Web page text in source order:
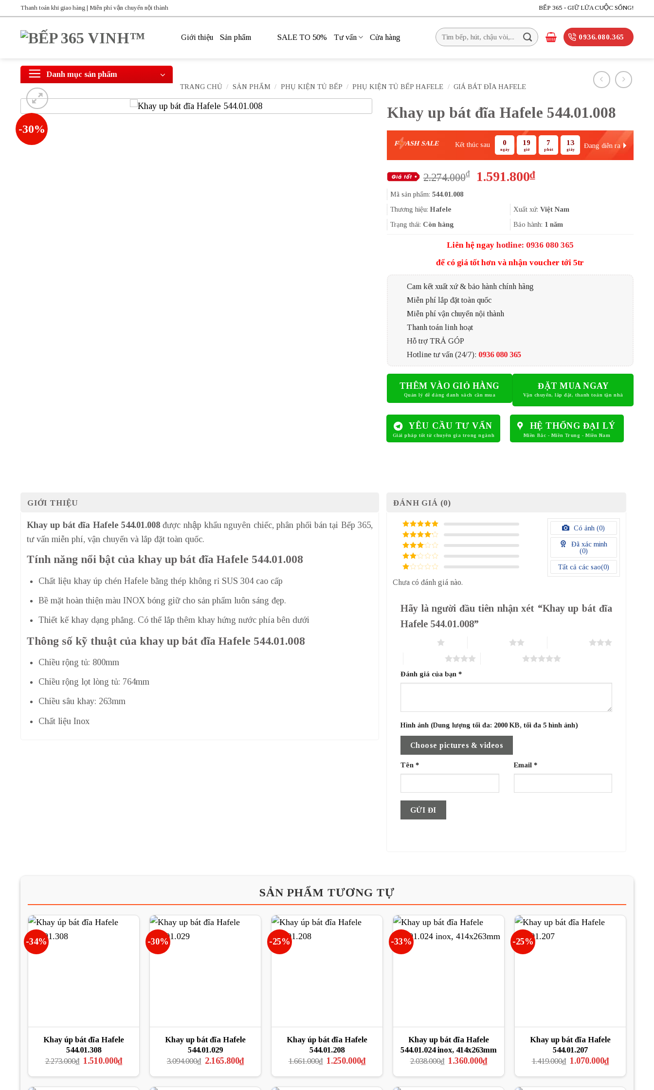
Thanh toán khi giao hàng | Miễn phí vận chuyển nội thành BẾP 365 - GIỮ LỬA CUỘC SỐNG!
Giới thiệu Sản phẩm SALE TO 50% Tư vấn Cửa hàng
Tìm
kiếm:
0936.080.365
Danh mục sản phẩm
TRANG CHỦ / SẢN PHẨM / PHỤ KIỆN TỦ BẾP / PHỤ KIỆN TỦ BẾP HAFELE / GIÁ BÁT ĐĨA HAFELE
-30%
Khay up bát đĩa Hafele 544.01.008
F ASH SALE Kết thúc sau 0
ngày
19
giờ
7
phút
12
giây
Đang diễn ra
2.274.000₫
Giá
2.274.000₫.
1.591.800₫Giá
là:
1.591.800₫.
Mã sản phẩm: 544.01.008
Thương hiệu:Hafele Xuất xứ:Việt Nam
Trạng thái: Còn hàng Bảo hành: 1 năm
Liên hệ ngay hotline: 0936 080 365
để có giá tốt hơn và nhận voucher tới 5tr
Cam kết xuất xứ & bảo hành chính hãng
Miễn phí lắp đặt toàn quốc
Miễn phí vận chuyển nội thành
Thanh toán linh hoạt
Hỗ trợ TRẢ GÓP
Hotline tư vấn (24/7): 0936 080 365
THÊM VÀO GIỎ HÀNG ĐẶT MUA NGAY
YÊU CẦU TƯ VẤN HỆ THỐNG ĐẠI LÝ
GIỚI THIỆU
Khay up bát đĩa Hafele 544.01.008được nhập khẩu nguyên chiếc, phân phối bán tại Bếp 365,
tư vấn miễn phí, vận chuyển và lắp đặt toàn quốc.
Tính năng nổi bật của khay up bát đĩa Hafele 544.01.008
Chất liệu khay úp chén Hafele bằng thép không rỉ SUS 304 cao cấp
Bề mặt hoàn thiện màu INOX bóng giữ cho sản phẩm luôn sáng đẹp.
Thiết kế khay dạng phẳng. Có thể lắp thêm khay hứng nước phía bên dưới
Thông số kỹ thuật của khay up bát đĩa Hafele 544.01.008
Chiều rộng tủ: 800mm
Chiều rộng lọt lòng tủ: 764mm
Chiều sâu khay: 263mm
Chất liệu Inox
ĐÁNH GIÁ (0)
5/ 5 điểm
4/ 5
điểm
3/ 5
điểm
2/
điểm
/
Có ảnh (0)
Đã xác minh
(0)
Tất cả các sao(0)
Chưa có đánh giá nào.
Hãy là người đầu tiên nhận xét “Khay up bát đĩa
Hafele 544.01.008”
Đánh giá của bạn*
Hình ảnh (Dung lượng tối đa: 2000 KB, tối đa 5 hình ảnh)
Choose pictures & videos
Tên* Email *
SẢN PHẨM TƯƠNG TỰ
-34%
Khay úp bát đĩa Hafele
544.01.308
2.273.000₫ Giá
là:
1.510.000₫Giá
hiện
tại
-30%
Khay up bát đĩa Hafele
544.01.029
3.094.000₫ Giá
là:
2.165.800₫Giá
hiện
tại
-25%
Khay úp bát đĩa Hafele
544.01.208
1.661.000₫ Giá
là:
1.250.000₫Giá
hiện
tại
-33%
Khay up bát đĩa Hafele
544.01.024 inox, 414x263mm
2.038.000₫ Giá
là:
1.360.000₫Giá
hiện
tại
-25%
Khay up bát đĩa Hafele
544.01.207
1.419.000₫ Giá
là:
1.070.000₫Giá
hiện
tại